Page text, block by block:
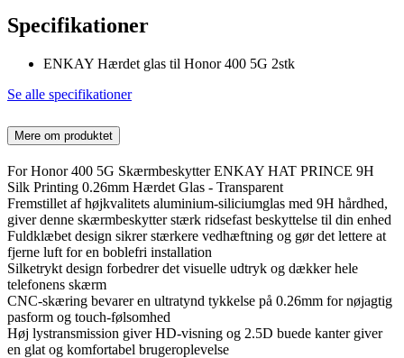
Specifikationer
ENKAY Hærdet glas til Honor 400 5G 2stk
Se alle specifikationer
Mere om produktet
For Honor 400 5G Skærmbeskytter ENKAY HAT PRINCE 9H
Silk Printing 0.26mm Hærdet Glas - Transparent
Fremstillet af højkvalitets aluminium-siliciumglas med 9H hårdhed,
giver denne skærmbeskytter stærk ridsefast beskyttelse til din enhed
Fuldklæbet design sikrer stærkere vedhæftning og gør det lettere at
fjerne luft for en boblefri installation
Silketrykt design forbedrer det visuelle udtryk og dækker hele
telefonens skærm
CNC-skæring bevarer en ultratynd tykkelse på 0.26mm for nøjagtig
pasform og touch-følsomhed
Høj lystransmission giver HD-visning og 2.5D buede kanter giver
en glat og komfortabel brugeroplevelse